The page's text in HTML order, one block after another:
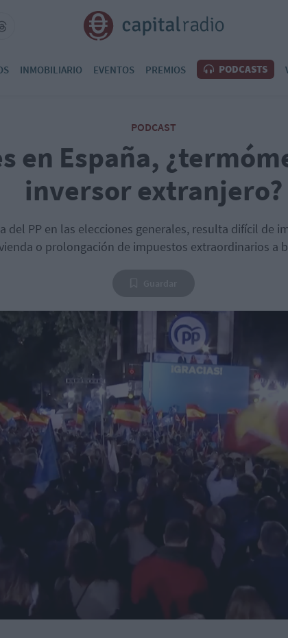
INMOBILIARIO EVENTOS PREMIOS PODCASTS
PODCAST
en España,
inversor extranjero?
del PP en las elecciones generales, resulta difícil de
o prolongación de impuestos extraordinarios a